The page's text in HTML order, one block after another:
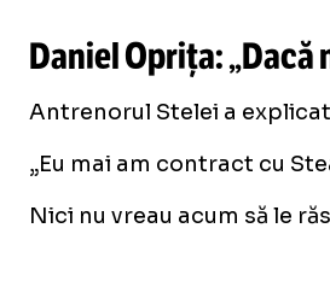
Daniel Oprița: „Dacă
Antrenorul Stelei a
„Eu mai am contract cu
Nici nu vreau acum să le